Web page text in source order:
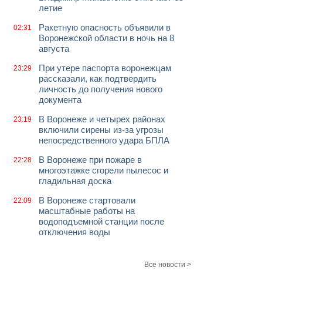
летие
02:31
Ракетную опасность объявили в
Воронежской области в ночь на 8
августа
23:29
При утере паспорта воронежцам
рассказали, как подтвердить
личность до получения нового
документа
23:19
В Воронеже и четырех районах
включили сирены из-за угрозы
непосредственного удара БПЛА
22:28
В Воронеже при пожаре в
многоэтажке сгорели пылесос и
гладильная доска
22:09
В Воронеже стартовали
масштабные работы на
водоподъемной станции после
отключения воды
Все новости >